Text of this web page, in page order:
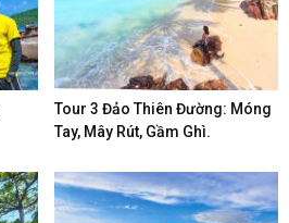
Tour 3 Đảo Thiên Đường: Móng
Tay, Mây Rút, Gầm Ghì.